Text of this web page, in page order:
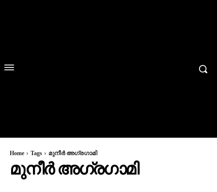
Home Tags മുനീർ അഗ്രഗാമി
മുനീർ അഗ്രഗാമി